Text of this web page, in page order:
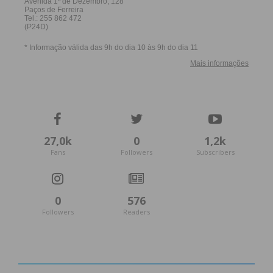
Na cerimónia, tomaram também posse os eleitos
para a Assembleia Municipal e António Coelho foi
Apesar da lista do Partido Socialista, liderada por
27,0k
Fans
0
Followers
1,2k
Subscribers
0
Followers
576
Readers